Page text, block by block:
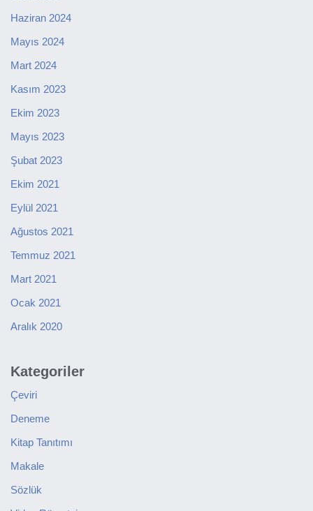
Haziran 2024
Mayıs 2024
Mart 2024
Kasım 2023
Ekim 2023
Mayıs 2023
Şubat 2023
Ekim 2021
Eylül 2021
Ağustos 2021
Temmuz 2021
Mart 2021
Ocak 2021
Aralık 2020
Kategoriler
Çeviri
Deneme
Kitap Tanıtımı
Makale
Sözlük